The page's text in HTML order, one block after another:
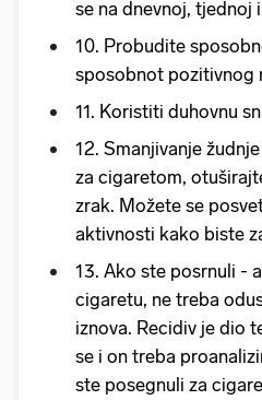
se na dnevnoj, tjednoj
10. Probudite
sposobnot pozitivnog
11. Koristiti duhovnu
12. Smanjivanje
za cigaretom,
zrak. Možete se
aktivnosti kako biste
13. Ako ste posrnuli -
cigaretu, ne treba
iznova. Recidiv je dio
se i on treba
ste posegnuli za